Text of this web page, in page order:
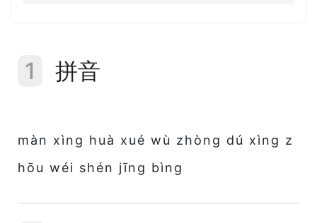
1 拼音
màn xìng huà xué wù zhòng dú xìng z
hōu wéi shén jīng bìng